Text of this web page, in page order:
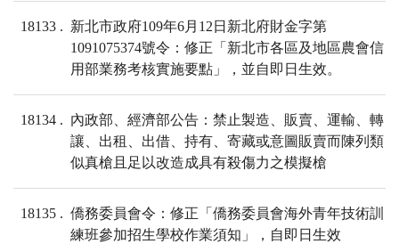
18133
新北市政府109年6月12日新北府財金字第
1091075374號令：修正「新北市各區及地區農會信
用部業務考核實施要點」，並自即日生效。
18134
內政部、經濟部公告：禁止製造、販賣、運輸、轉
讓、出租、出借、持有、寄藏或意圖販賣而陳列類
似真槍且足以改造成具有殺傷力之模擬槍
18135
僑務委員會令：修正「僑務委員會海外青年技術訓
練班參加招生學校作業須知」，自即日生效